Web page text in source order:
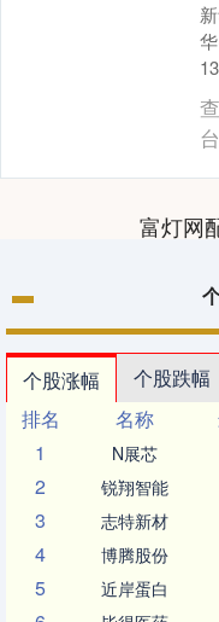
台
富灯网
个股涨幅 个股跌幅
排名
名称
1
N展芯
2 锐翔智能
3 志特新材
4 博腾股份
5 近岸蛋白